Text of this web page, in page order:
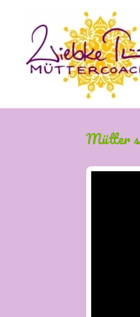
Mütter